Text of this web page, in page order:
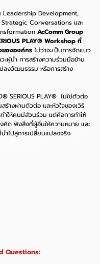
Leadership Development,
Conversations และ
AcComm Group
PLAY® Workshop ที่
ขององค์กร ไม่ว่าจะเป็นการจัดแนว
ผู้นำ การสร้างความร่วมมือข้าม
ลงวัฒนธรรม หรือการสร้าง
SERIOUS PLAY®  ไม่ใช่ตัวต่อ
างผ่านตัวต่อ และหัวใจของเวิร์
ำให้คนมีส่วนร่วม แต่คือการทำให้
คิด ฟังสิ่งที่ผู้อื่นให้ความหมาย และ
นำไปสู่การเปลี่ยนแปลงจริง
Questions: